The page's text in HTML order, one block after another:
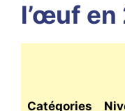
l’œuf en
Catégories